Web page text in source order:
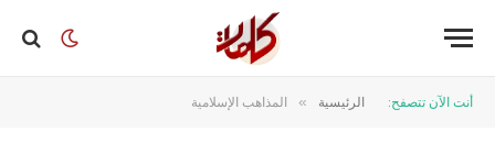
أنت الآن تتصفح: الرئيسية » المذاهب الإسلامية